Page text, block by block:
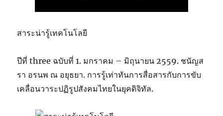
สาระน่ารู้เทคโนโลยี
ปีที่ three ฉบับที่ 1. มกราคม – มิถุนายน 2559. ชนัญส
รา อรนพ ณ อยุธยา. การรู้เท่าทันการสื่อสารกับการขับ
เคลื่อนวาระปฏิรูปสังคมไทยในยุคดิจิทัล.